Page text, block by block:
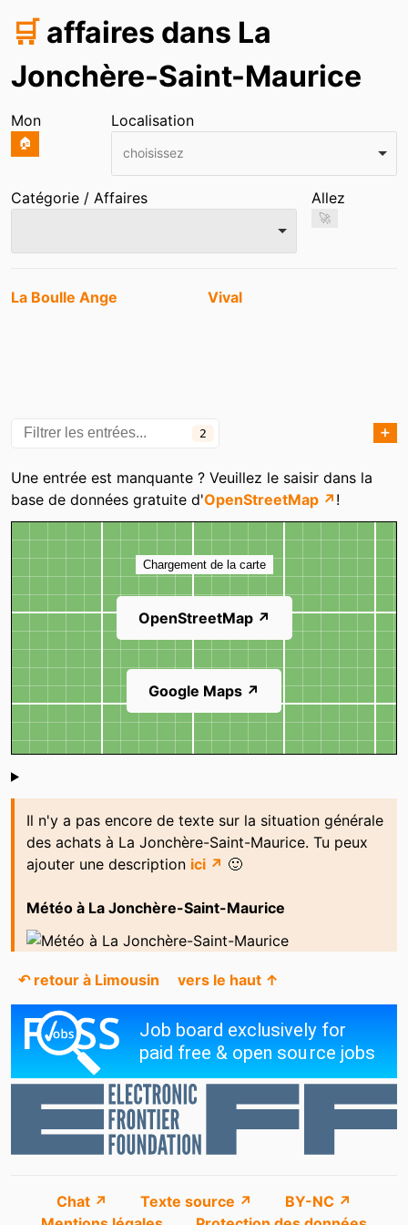
🛒 affaires dans La
Jonchère-Saint-Maurice
Mon
🏠
Localisation
choisissez
Catégorie / Affaires Allez
🚀
Entrées
La Boulle Ange Vival
2 ➕
Catégories
Une entrée est manquante ? Veuillez le saisir dans la
base de données gratuite d'OpenStreetMap ↗ !
Carte
Chargement de la carte
OpenStreetMap ↗
Google Maps ↗
Shoutbox
Il n'y a pas encore de texte sur la situation générale
des achats à La Jonchère-Saint-Maurice. Tu peux
ajouter une description ici ↗ 🙂
Météo à La Jonchère-Saint-Maurice
↶ retour à Limousin vers le haut ↑
Chat ↗ Texte source ↗
BY-NC ↗